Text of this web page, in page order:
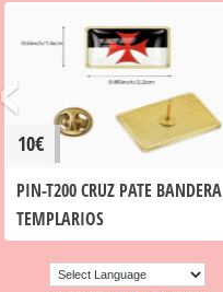
10€
PIN-T200 CRUZ PATE BANDERA
TEMPLARIOS
‹